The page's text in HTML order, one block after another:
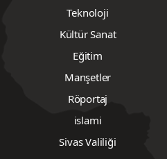
Teknoloji
Kültür Sanat
Eğitim
Manşetler
Röportaj
islami
Sivas Valiliği